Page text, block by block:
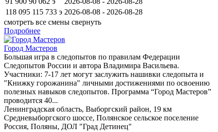
118 095 115 733 э 2026-08-08 - 2026-08-28
смотреть все смены свернуть
Подробнее
Город Мастеров
​Большая игра в следопытов по правилам Федерации
Следопытов России и автора Владимира Васильева.
Участники: 7-17 лет могут заслужить нашивки следопыта и
"Книжку горожанина" личными достижениями по освоению
полезных навыков следопытов. Программа “Город Мастеров”
проводится 40...
Ленинградская область, Выборгский район, 19 км
Средневыборгского шоссе, Полянское сельское поселение
Россия, Поляны, ДОЛ "Град Детинец"